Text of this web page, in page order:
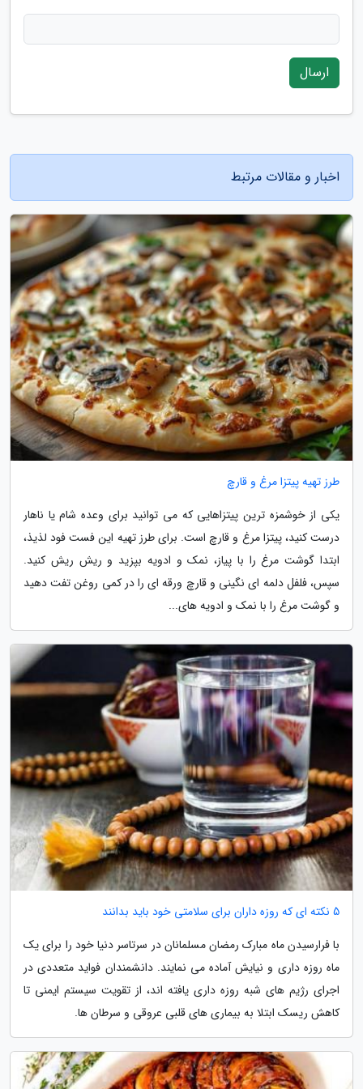
ارسال
اخبار و مقالات مرتبط
طرز تهیه پیتزا مرغ و قارچ
یکی از خوشمزه ترین پیتزاهایی که می توانید برای وعده شام یا ناهار
درست کنید، پیتزا مرغ و قارچ است. برای طرز تهیه این فست فود لذیذ،
ابتدا گوشت مرغ را با پیاز، نمک و ادویه بپزید و ریش ریش کنید.
سپس، فلفل دلمه ای نگینی و قارچ ورقه ای را در کمی روغن تفت دهید
و گوشت مرغ را با نمک و ادویه های...
5 نکته ای که روزه داران برای سلامتی خود باید بدانند
با فرارسیدن ماه مبارک رمضان مسلمانان در سرتاسر دنیا خود را برای یک
ماه روزه داری و نیایش آماده می نمایند. دانشمندان فواید متعددی در
اجرای رژیم های شبه روزه داری یافته اند، از تقویت سیستم ایمنی تا
کاهش ریسک ابتلا به بیماری های قلبی عروقی و سرطان ها.